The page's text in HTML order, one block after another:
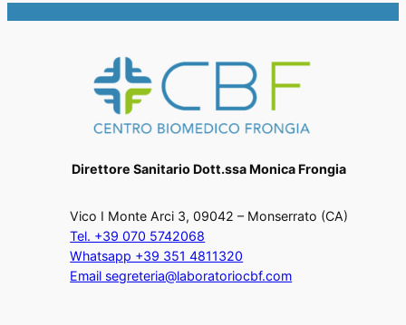
Direttore Sanitario Dott.ssa Monica Frongia
Vico I Monte Arci 3, 09042 – Monserrato (CA)
Tel. +39 070 5742068
Whatsapp +39 351 4811320
Email segreteria@laboratoriocbf.com